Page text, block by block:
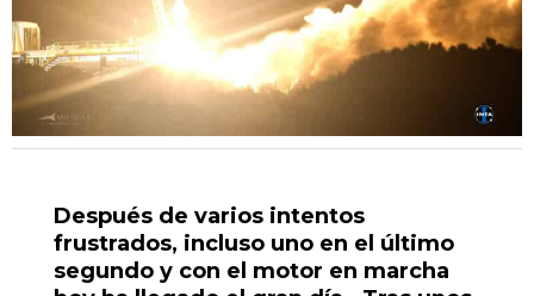
Después de varios intentos
frustrados, incluso uno en el último
segundo y con el motor en marcha